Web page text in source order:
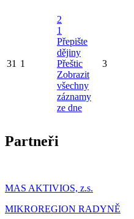
31 1
2
1
Přepište
dějiny
Přeštic
Zobrazit
všechny
záznamy
ze dne
3
Partneři
MAS AKTIVIOS, z.s.
MIKROREGION RADYNĚ